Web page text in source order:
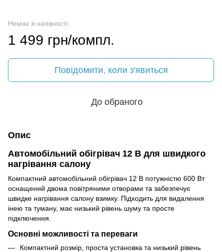
Немає в наявності
1 499 грн/компл.
Повідомити, коли з'явиться
До обраного
Опис
Автомобільний обігрівач 12 В для швидкого
нагрівання салону
Компактний автомобільний обігрівач 12 В потужністю 600 Вт
оснащений двома повітряними отворами та забезпечує
швидке нагрівання салону взимку. Підходить для видалення
інею та туману, має низький рівень шуму та просте
підключення.
Основні можливості та переваги
Компактний розмір, проста установка та низький рівень